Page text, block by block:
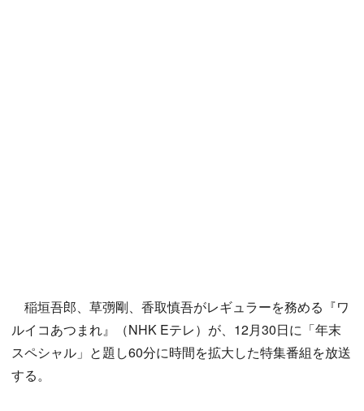
稲垣吾郎、草彅剛、香取慎吾がレギュラーを務める『ワ
ルイコあつまれ』（NHK Eテレ）が、12月30日に「年末
スペシャル」と題し60分に時間を拡大した特集番組を放送
する。